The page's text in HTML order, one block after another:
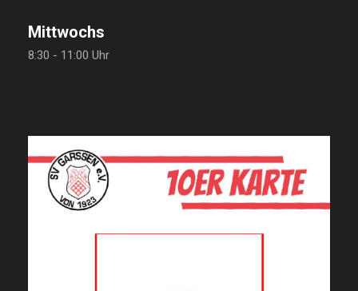
Mittwochs
8:30 - 11:00 Uhr